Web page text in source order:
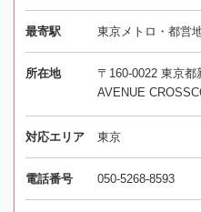
最寄駅 東京メトロ・都営
所在地
〒160-0022 東京
AVENUE
対応エリア 東京
電話番号 050-5268-8593